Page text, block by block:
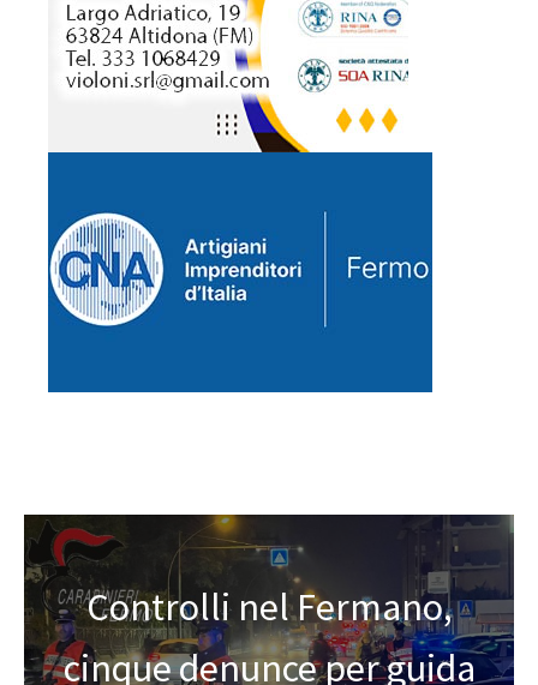
Controlli nel Fermano,
cinque denunce per guida